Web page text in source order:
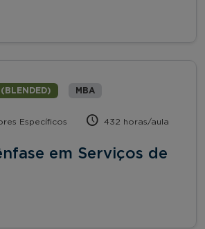
(BLENDED) MBA
Específicos 432 horas/aula
em Serviços de